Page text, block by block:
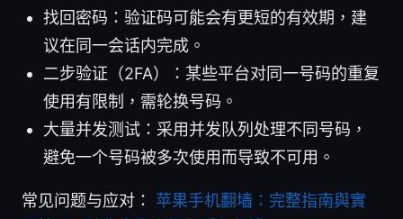
找回密码：验证码可能会有更短的有效期，建
议在同一会话内完成。
二步验证（2FA）：某些平台对同一号码的重复
使用有限制，需轮换号码。
大量并发测试：采用并发队列处理不同号码，
避免一个号码被多次使用而导致不可用。
常见问题与应对： 苹果手机翻墙：完整指南與實